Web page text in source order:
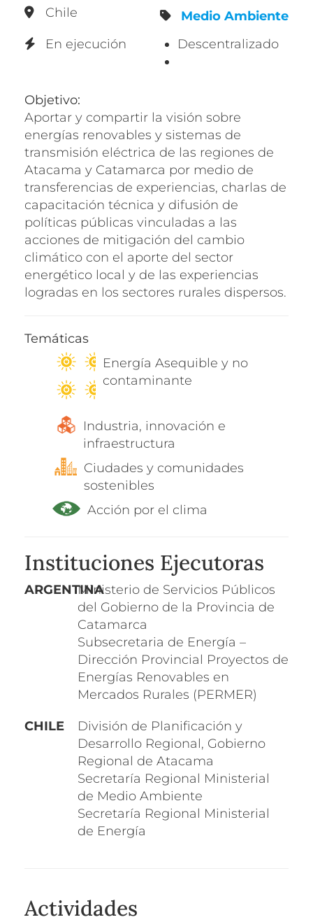
Chile
Medio Ambiente
En ejecución
Descentralizado
Objetivo:
Aportar y compartir la visión sobre
energías renovables y sistemas de
transmisión eléctrica de las regiones de
Atacama y Catamarca por medio de
transferencias de experiencias, charlas de
capacitación técnica y difusión de
políticas públicas vinculadas a las
acciones de mitigación del cambio
climático con el aporte del sector
energético local y de las experiencias
logradas en los sectores rurales dispersos.
Temáticas
Energía Asequible y no
contaminante
Industria, innovación e
infraestructura
Ciudades y comunidades
sostenibles
Acción por el clima
Instituciones Ejecutoras
ARGENTINAMinisterio de Servicios Públicos
del Gobierno de la Provincia de
Catamarca
Subsecretaria de Energía –
Dirección Provincial Proyectos de
Energías Renovables en
Mercados Rurales (PERMER)
CHILE
División de Planificación y
Desarrollo Regional, Gobierno
Regional de Atacama
Secretaría Regional Ministerial
de Medio Ambiente
Secretaría Regional Ministerial
de Energía
Actividades